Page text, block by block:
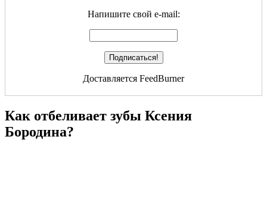
Напишите свой e-mail:
Доставляется FeedBurner
Как отбеливает зубы Ксения
Бородина?